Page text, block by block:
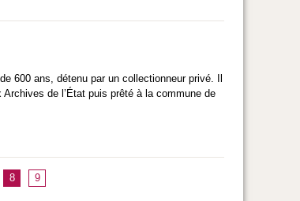
600 ans, détenu par un collectionneur privé. Il
de l’État puis prêté à la commune de
8
9